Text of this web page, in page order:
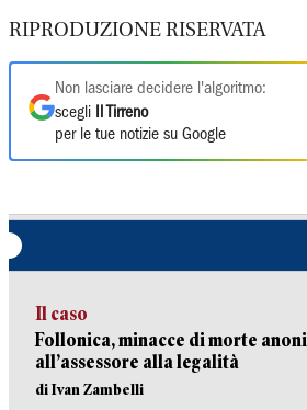
RIPRODUZIONE RISERVATA
Non lasciare decidere l'algoritmo:
scegli
Il Tirreno
per le tue notizie su Google
Il caso
Follonica, minacce di morte
all’assessore alla legalità
di Ivan Zambelli